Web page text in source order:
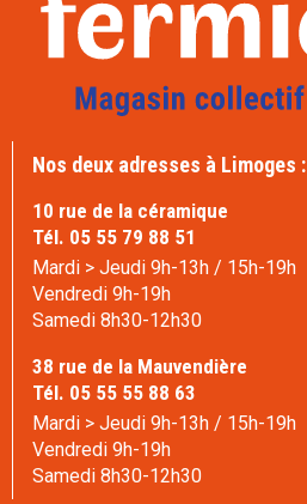
Nos deux adresses à Limoges :
10 rue de la céramique
Tél. 05 55 79 88 51
Mardi > Jeudi 9h-13h / 15h-19h
Vendredi 9h-19h
Samedi 8h30-12h30
38 rue de la Mauvendière
Tél. 05 55 55 88 63
Mardi > Jeudi 9h-13h / 15h-19h
Vendredi 9h-19h
Samedi 8h30-12h30